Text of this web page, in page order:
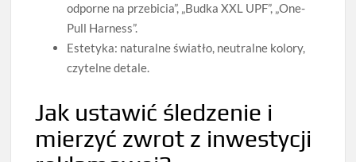
odporne na przebicia”, „Budka XXL UPF”, „One-
Pull Harness”.
Estetyka: naturalne światło, neutralne kolory,
czytelne detale.
Jak ustawić śledzenie i
mierzyć zwrot z inwestycji